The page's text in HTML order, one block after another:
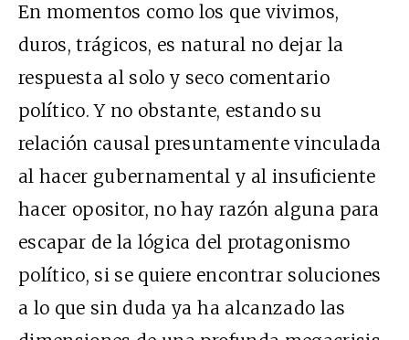
En momentos como los que vivimos,
duros, trágicos, es natural no dejar la
respuesta al solo y seco comentario
político. Y no obstante, estando su
relación causal presuntamente vinculada
al hacer gubernamental y al insuficiente
hacer opositor, no hay razón alguna para
escapar de la lógica del protagonismo
político, si se quiere encontrar soluciones
a lo que sin duda ya ha alcanzado las